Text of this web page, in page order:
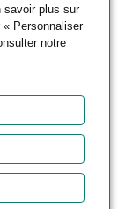
savoir plus sur
Personnaliser
notre